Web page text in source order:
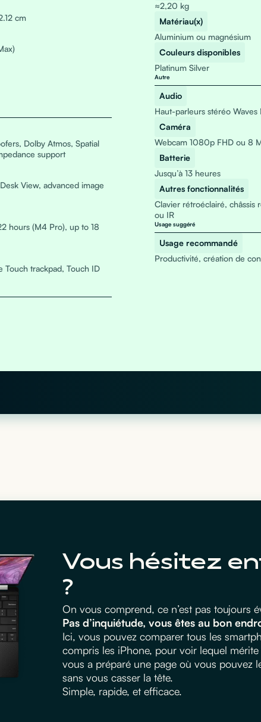
cm
Dolby Atmos, Spatial
support
View, advanced image
hours (M4 Pro), up to 18
Touch trackpad, Touch ID
≈2,20 kg
Matériau(x)
Aluminium ou magnésium
Couleurs disponibles
Platinum Silver
Autre
Audio
Haut-parleurs stéréo
Caméra
Webcam 1080p FHD ou 8
Batterie
Jusqu’à 13 heures
Autres fonctionnalités
Clavier rétroéclairé, châssis
ou IR
Usage suggéré
Usage recommandé
Productivité, création de
Vous hésitez
?
On vous comprend, ce n’est pas toujours
Pas d’inquiétude, vous êtes au bon
Ici, vous pouvez comparer tous les
compris les iPhone, pour voir lequel
vous a préparé une page où vous pouvez
sans vous casser la tête.
Simple, rapide, et efficace.